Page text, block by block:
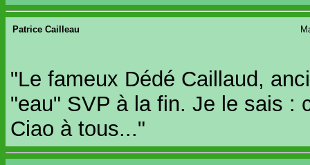
Patrice Cailleau
"Le fameux Dédé Caillaud,
"eau" SVP à la fin. Je le sais :
Ciao à tous..."